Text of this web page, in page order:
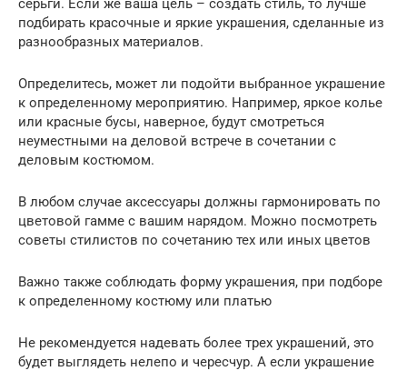
серьги. Если же ваша цель – создать стиль, то лучше
подбирать красочные и яркие украшения, сделанные из
разнообразных материалов.
Определитесь, может ли подойти выбранное украшение
к определенному мероприятию. Например, яркое колье
или красные бусы, наверное, будут смотреться
неуместными на деловой встрече в сочетании с
деловым костюмом.
В любом случае аксессуары должны гармонировать по
цветовой гамме с вашим нарядом. Можно посмотреть
советы стилистов по сочетанию тех или иных цветов
Важно также соблюдать форму украшения, при подборе
к определенному костюму или платью
Не рекомендуется надевать более трех украшений, это
будет выглядеть нелепо и чересчур. А если украшение